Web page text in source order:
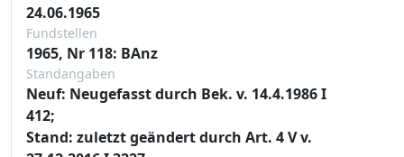
24.06.1965
Fundstellen
1965, Nr 118: BAnz
Standangaben
Neuf: Neugefasst durch Bek. v. 14.4.1986 I
412;
Stand: zuletzt geändert durch Art. 4 V v.